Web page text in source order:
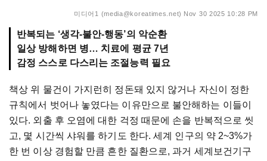
미디어1 (media@koreatimes.net) Nov 30 2025 10:28 PM
반복되는 ‘생각-불안-행동’의 악순환
일상 방해하면 병… 치료에 평균 7년
감정 스스로 다스리는 조절능력 필요
책상 위 물건이 가지런히 정돈돼 있지 않거나 자신이 정한
규칙에서 벗어나 놓였다는 이유만으로 불안해하는 이들이
있다. 외출 후 오염에 대한 걱정 때문에 손을 반복적으로 씻
고, 몇 시간씩 샤워를 하기도 한다. 세계 인구의 약 2~3%가
한 번 이상 경험할 만큼 흔한 질환으로, 과거 세계보건기구